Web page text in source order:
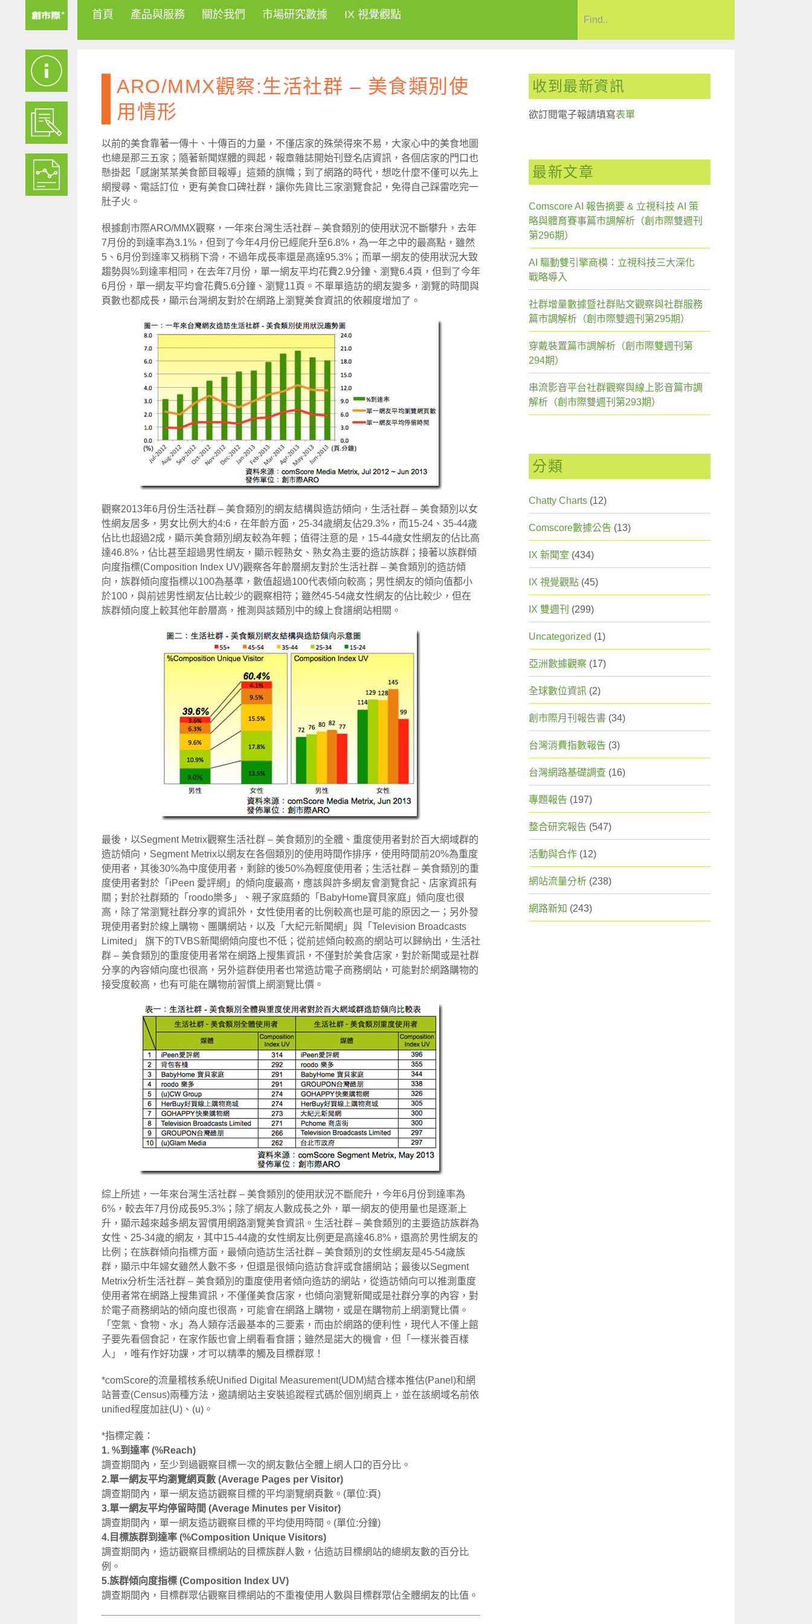
首頁 產品與服務 關於我們 市場研究數據 IX 視覺觀點
ARO/MMX觀察:生活社群 – 美食類別使
用情形
以前的美食靠著一傳十、十傳百的力量，不僅店家的殊榮得來不易，大家心中的美食地圖
也總是那三五家；隨著新聞媒體的興起，報章雜誌開始刊登名店資訊，各個店家的門口也
懸掛起「感謝某某美食節目報導」這類的旗幟；到了網路的時代，想吃什麼不僅可以先上
網搜尋、電話訂位，更有美食口碑社群，讓你先貨比三家瀏覽食記，免得自己踩雷吃完一
肚子火。
根據創市際ARO/MMX觀察，一年來台灣生活社群 – 美食類別的使用狀況不斷攀升，去年
7月份的到達率為3.1%，但到了今年4月份已經爬升至6.8%，為一年之中的最高點，雖然
5、6月份到達率又稍稍下滑，不過年成長率還是高達95.3%；而單一網友的使用狀況大致
趨勢與%到達率相同，在去年7月份，單一網友平均花費2.9分鐘、瀏覽6.4頁，但到了今年
6月份，單一網友平均會花費5.6分鐘、瀏覽11頁。不單單造訪的網友變多，瀏覽的時間與
頁數也都成長，顯示台灣網友對於在網路上瀏覽美食資訊的依賴度增加了。
觀察2013年6月份生活社群 – 美食類別的網友結構與造訪傾向，生活社群 – 美食類別以女
性網友居多，男女比例大約4:6，在年齡方面，25-34歲網友佔29.3%，而15-24、35-44歲
佔比也超過2成，顯示美食類別網友較為年輕；值得注意的是，15-44歲女性網友的佔比高
達46.8%，佔比甚至超過男性網友，顯示輕熟女、熟女為主要的造訪族群；接著以族群傾
向度指標(Composition Index UV)觀察各年齡層網友對於生活社群 – 美食類別的造訪傾
向，族群傾向度指標以100為基準，數值超過100代表傾向較高；男性網友的傾向值都小
於100，與前述男性網友佔比較少的觀察相符；雖然45-54歲女性網友的佔比較少，但在
族群傾向度上較其他年齡層高，推測與該類別中的線上食譜網站相關。
最後，以Segment Metrix觀察生活社群 – 美食類別的全體、重度使用者對於百大網域群的
造訪傾向，Segment Metrix以網友在各個類別的使用時間作排序，使用時間前20%為重度
使用者，其後30%為中度使用者，剩餘的後50%為輕度使用者；生活社群 – 美食類別的重
度使用者對於「iPeen 愛評網」的傾向度最高，應該與許多網友會瀏覽食記、店家資訊有
關；對於社群類的「roodo樂多」、親子家庭類的「BabyHome寶貝家庭」傾向度也很
高，除了常瀏覽社群分享的資訊外，女性使用者的比例較高也是可能的原因之一；另外發
現使用者對於線上購物、團購網站，以及「大紀元新聞網」與「Television Broadcasts
Limited」 旗下的TVBS新聞網傾向度也不低；從前述傾向較高的網站可以歸納出，生活社
群 – 美食類別的重度使用者常在網路上搜集資訊，不僅對於美食店家，對於新聞或是社群
分享的內容傾向度也很高，另外這群使用者也常造訪電子商務網站，可能對於網路購物的
接受度較高，也有可能在購物前習慣上網瀏覽比價。
綜上所述，一年來台灣生活社群 – 美食類別的使用狀況不斷爬升，今年6月份到達率為
6%，較去年7月份成長95.3%；除了網友人數成長之外，單一網友的使用量也是逐漸上
升，顯示越來越多網友習慣用網路瀏覽美食資訊。生活社群 – 美食類別的主要造訪族群為
女性、25-34歲的網友，其中15-44歲的女性網友比例更是高達46.8%，還高於男性網友的
比例；在族群傾向指標方面，最傾向造訪生活社群 – 美食類別的女性網友是45-54歲族
群，顯示中年婦女雖然人數不多，但還是很傾向造訪食評或食譜網站；最後以Segment
Metrix分析生活社群 – 美食類別的重度使用者傾向造訪的網站，從造訪傾向可以推測重度
使用者常在網路上搜集資訊，不僅僅美食店家，也傾向瀏覽新聞或是社群分享的內容，對
於電子商務網站的傾向度也很高，可能會在網路上購物，或是在購物前上網瀏覽比價。
「空氣、食物、水」為人類存活最基本的三要素，而由於網路的便利性，現代人不僅上館
子要先看個食記，在家作飯也會上網看看食譜；雖然是諾大的機會，但「一樣米養百樣
人」，唯有作好功課，才可以精準的觸及目標群眾！
*comScore的流量稽核系統Unified Digital Measurement(UDM)結合樣本推估(Panel)和網
站普查(Census)兩種方法，邀請網站主安裝追蹤程式碼於個別網頁上，並在該網域名前依
unified程度加註(U)、(u)。
*指標定義：
1. %到達率 (%Reach)
調查期間內，至少到過觀察目標一次的網友數佔全體上網人口的百分比。
2.單一網友平均瀏覽網頁數 (Average Pages per Visitor)
調查期間內，單一網友造訪觀察目標的平均瀏覽網頁數。(單位:頁)
3.單一網友平均停留時間 (Average Minutes per Visitor)
調查期間內，單一網友造訪觀察目標的平均使用時間。(單位:分鐘)
4.目標族群到達率 (%Composition Unique Visitors)
調查期間內，造訪觀察目標網站的目標族群人數，佔造訪目標網站的總網友數的百分比
例。
5.族群傾向度指標 (Composition Index UV)
調查期間內，目標群眾佔觀察目標網站的不重複使用人數與目標群眾佔全體網友的比值。
收到最新資訊
欲訂閱電子報請填寫表單
最新文章
Comscore AI 報告摘要 & 立視科技 AI 策
略與體育賽事篇市調解析（創市際雙週刊
第296期）
AI 驅動雙引擎商模：立視科技三大深化
戰略導入
社群增量數據暨社群貼文觀察與社群服務
篇市調解析（創市際雙週刊第295期）
穿戴裝置篇市調解析（創市際雙週刊第
294期）
串流影音平台社群觀察與線上影音篇市調
解析（創市際雙週刊第293期）
分類
Chatty Charts (12)
Comscore數據公告 (13)
IX 新聞室 (434)
IX 視覺觀點 (45)
IX 雙週刊 (299)
Uncategorized (1)
亞洲數據觀察 (17)
全球數位資訊 (2)
創市際月刊報告書 (34)
台灣消費指數報告 (3)
台灣網路基礎調查 (16)
專題報告 (197)
整合研究報告 (547)
活動與合作 (12)
網站流量分析 (238)
網路新知 (243)